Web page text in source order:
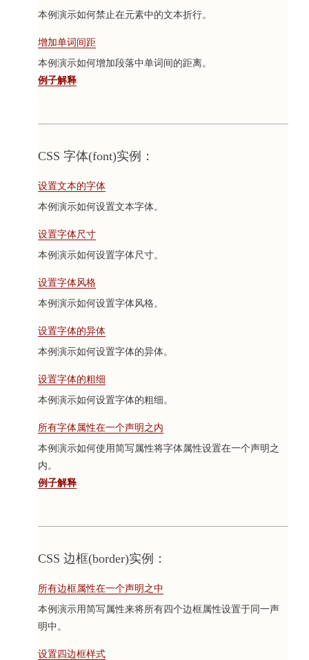
本例演示如何禁止在元素中的文本折行。
增加单词间距
本例演示如何增加段落中单词间的距离。
例子解释
CSS 字体(font)实例：
设置文本的字体
本例演示如何设置文本字体。
设置字体尺寸
本例演示如何设置字体尺寸。
设置字体风格
本例演示如何设置字体风格。
设置字体的异体
本例演示如何设置字体的异体。
设置字体的粗细
本例演示如何设置字体的粗细。
所有字体属性在一个声明之内
本例演示如何使用简写属性将字体属性设置在一个声明之
内。
例子解释
CSS 边框(border)实例：
所有边框属性在一个声明之中
本例演示用简写属性来将所有四个边框属性设置于同一声
明中。
设置四边框样式